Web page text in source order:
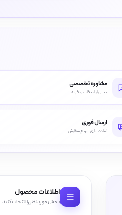
اطلاعات محصول
بخش موردنظر را انتخاب کنید
مشاوره تخصصی
پیش از انتخاب و خرید
ارسال فوری
آماده‌سازی سریع سفارش